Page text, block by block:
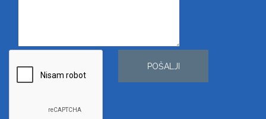
POŠALJI